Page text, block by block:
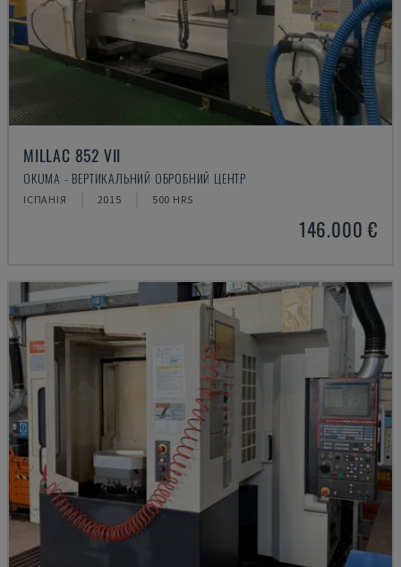
MILLAC 852 VII
OKUMA - ВЕРТИКАЛЬНИЙ ОБРОБНИЙ ЦЕНТР
ІСПАНІЯ 2015 500 HRS
146.000 €